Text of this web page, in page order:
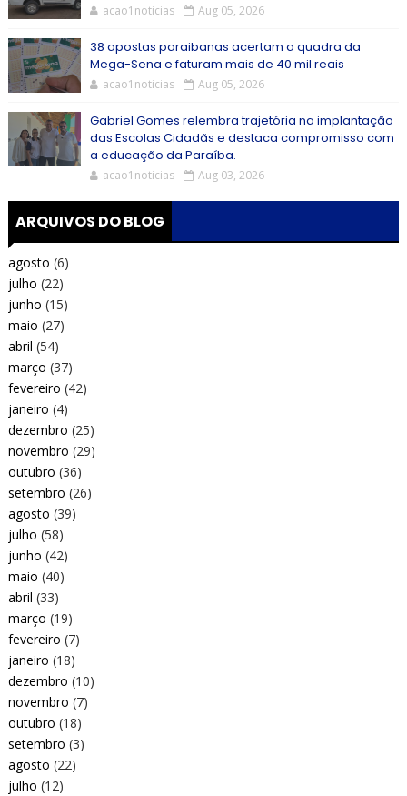
acao1noticias Aug 05, 2026
38 apostas paraibanas acertam a quadra da
Mega-Sena e faturam mais de 40 mil reais
acao1noticias Aug 05, 2026
Gabriel Gomes relembra trajetória na implantação
das Escolas Cidadãs e destaca compromisso com
a educação da Paraíba.
acao1noticias Aug 03, 2026
ARQUIVOS DO BLOG
agosto (6)
julho (22)
junho (15)
maio (27)
abril (54)
março (37)
fevereiro (42)
janeiro (4)
dezembro (25)
novembro (29)
outubro (36)
setembro (26)
agosto (39)
julho (58)
junho (42)
maio (40)
abril (33)
março (19)
fevereiro (7)
janeiro (18)
dezembro (10)
novembro (7)
outubro (18)
setembro (3)
agosto (22)
julho (12)